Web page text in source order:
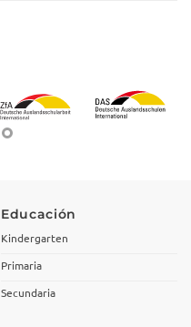
Educación
Kindergarten
Primaria
Secundaria